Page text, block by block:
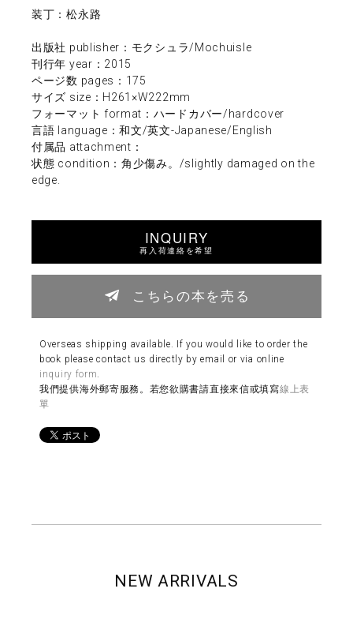
装丁：松永路
出版社 publisher：モクシュラ/Mochuisle
刊行年 year：2015
ページ数 pages：175
サイズ size：H261×W222mm
フォーマット format：ハードカバー/hardcover
言語 language：和文/英文-Japanese/English
付属品 attachment：
状態 condition：角少傷み。/slightly damaged on the
edge.
INQUIRY
再入荷連絡を希望
こちらの本を売る
Overseas shipping available. If you would like to order the
book please contact us directly by email or via online
inquiry form.
我們提供海外郵寄服務。若您欲購書請直接來信或填寫線上表
單
NEW ARRIVALS